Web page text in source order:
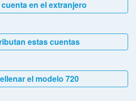
en el extranjero
estas cuentas
el modelo 720